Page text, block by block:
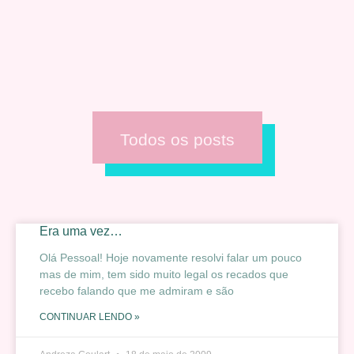
Todos os posts
Era uma vez…
Olá Pessoal! Hoje novamente resolvi falar um pouco
mas de mim, tem sido muito legal os recados que
recebo falando que me admiram e são
CONTINUAR LENDO »